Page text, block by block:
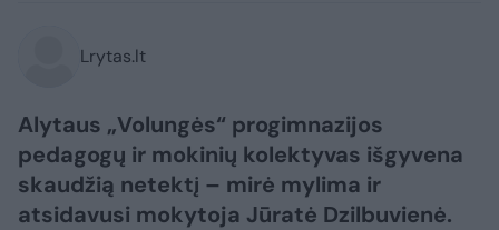
Lrytas.lt
Alytaus „Volungės“ progimnazijos
pedagogų ir mokinių kolektyvas išgyvena
skaudžią netektį – mirė mylima ir
atsidavusi mokytoja Jūratė Dzilbuvienė.